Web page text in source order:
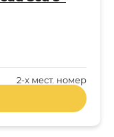
2-x мест. номер